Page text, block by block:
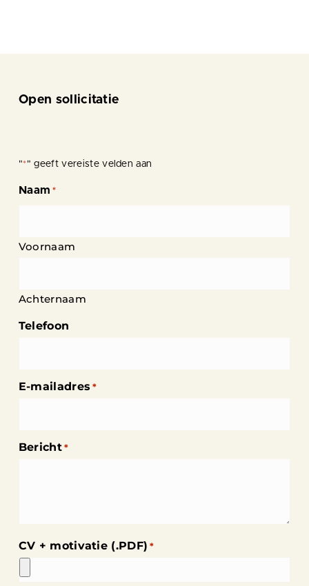
Open sollicitatie
"*" geeft vereiste velden aan
Naam *
Voornaam
Achternaam
Telefoon
E-mailadres *
Bericht *
CV + motivatie (.PDF) *